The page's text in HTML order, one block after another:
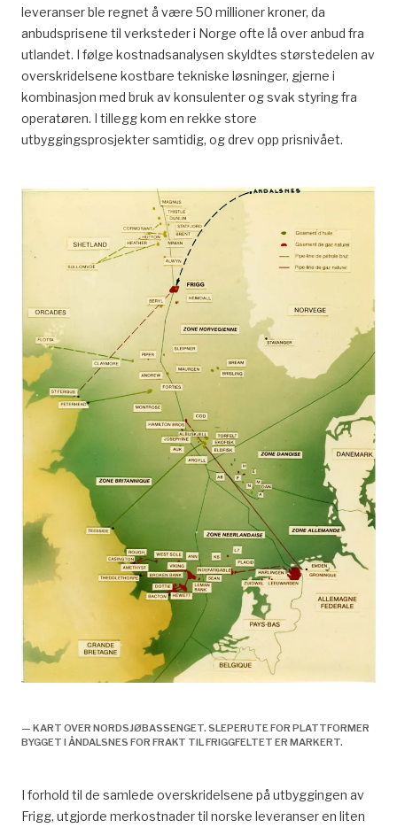
leveranser ble regnet å være 50 millioner kroner, da
anbudsprisene til verksteder i Norge ofte lå over anbud fra
utlandet. I følge kostnadsanalysen skyldtes størstedelen av
overskridelsene kostbare tekniske løsninger, gjerne i
kombinasjon med bruk av konsulenter og svak styring fra
operatøren. I tillegg kom en rekke store
utbyggingsprosjekter samtidig, og drev opp prisnivået.
— KART OVER NORDSJØBASSENGET. SLEPERUTE FOR PLATTFORMER
BYGGET I ÅNDALSNES FOR FRAKT TIL FRIGGFELTET ER MARKERT.
I forhold til de samlede overskridelsene på utbyggingen av
Frigg, utgjorde merkostnader til norske leveranser en liten